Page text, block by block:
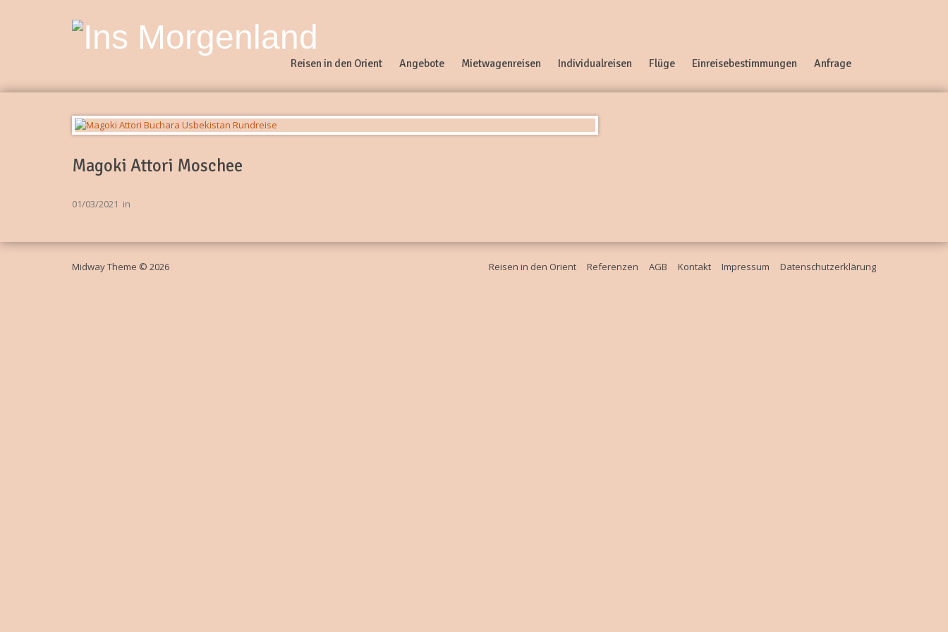
Reisen in den Orient Angebote Mietwagenreisen Individualreisen Flüge Einreisebestimmungen Anfrage
Magoki Attori Moschee
01/03/2021 in
Midway Theme © 2026 Reisen in den Orient Referenzen AGB Kontakt Impressum Datenschutzerklärung